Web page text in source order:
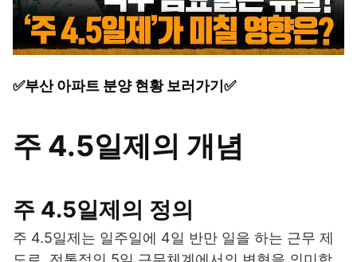
✅부산 아파트 분양 현황 보러가기✅
주 4.5일제의 개념
주 4.5일제의 정의
주 4.5일제는 일주일에 4일 반만 일을 하는 근무 제